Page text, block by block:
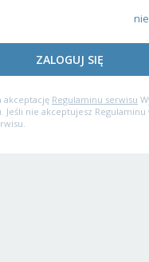
ZALOGUJ SIĘ
akceptację Regulaminu serwisu
nie akceptujesz Regulaminu